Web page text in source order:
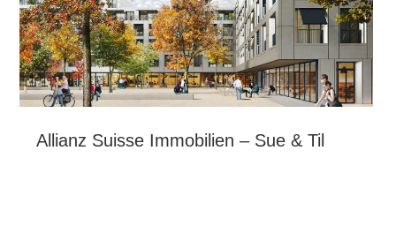
Allianz Suisse Immobilien – Sue & Til